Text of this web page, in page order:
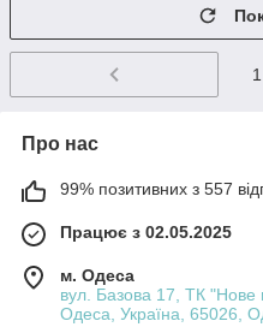
1
Про нас
99% позитивних з 557
Працює з 02.05.2025
м. Одеса
вул. Базова 17, ТК "Нове
Одеса, Україна, 65026,